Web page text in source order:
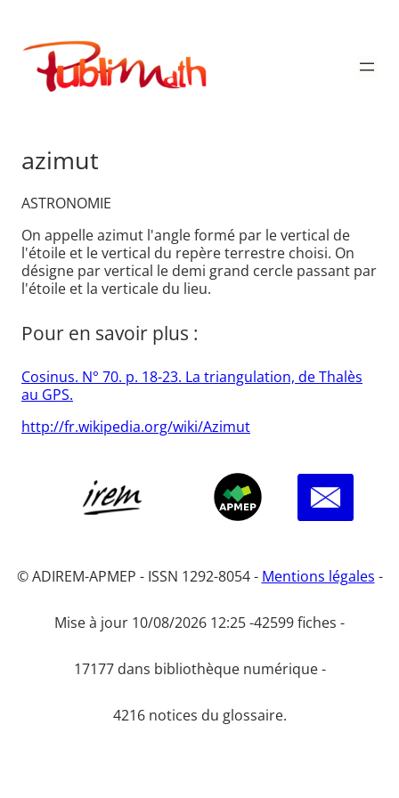
contenu
Publimath
azimut
ASTRONOMIE
On appelle azimut l'angle formé par le vertical de
l'étoile et le vertical du repère terrestre choisi. On
désigne par vertical le demi grand cercle passant par
l'étoile et la verticale du lieu.
Pour en savoir plus :
Cosinus. N° 70. p. 18-23. La triangulation, de Thalès
au GPS.
http://fr.wikipedia.org/wiki/Azimut
© ADIREM-APMEP - ISSN 1292-8054 - Mentions légales -
Mise à jour 10/08/2026 12:25 -42599 fiches -
17177 dans bibliothèque numérique -
4216 notices du glossaire.